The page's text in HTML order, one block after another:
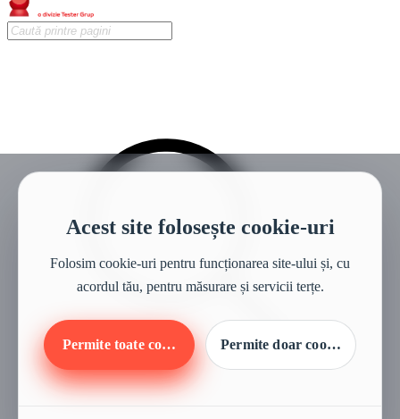
Acest site folosește cookie-uri
Folosim cookie-uri pentru funcționarea site-ului și, cu
acordul tău, pentru măsurare și servicii terțe.
Permite doar cookie-urile
Permite toate cookie-urile